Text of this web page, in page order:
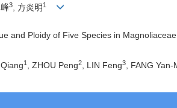
3, 方炎明 1
and Ploidy of Five Species in Magnoliaceae
Qiang1 , ZHOU Peng2 , LIN Feng3 , FANG Yan-